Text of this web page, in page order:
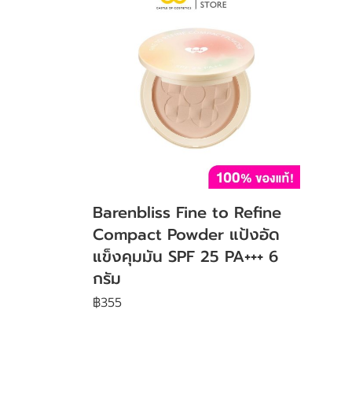
Barenbliss Fine to Refine
Compact Powder แป้งอัด
แข็งคุมมัน SPF 25 PA+++ 6
กรัม
฿355